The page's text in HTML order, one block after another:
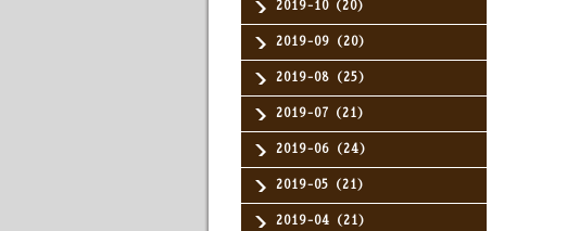
2019-10（20）
2019-09（20）
2019-08（25）
2019-07（21）
2019-06（24）
2019-05（21）
2019-04（21）